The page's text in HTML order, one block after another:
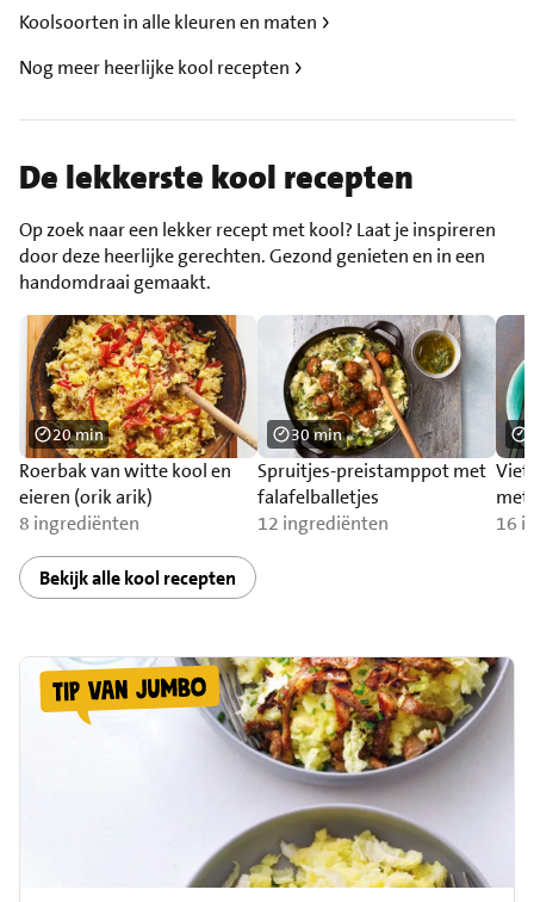
Koolsoorten in alle kleuren en maten
Nog meer heerlijke kool recepten
De lekkerste kool recepten
Op zoek naar een lekker recept met kool? Laat je inspireren
door deze heerlijke gerechten. Gezond genieten en in een
handomdraai gemaakt.
Roerbak van witte kool en
eieren (orik arik)
8 ingrediënten
20 min
Spruitjes-preistamppot met
falafelballetjes
12 ingrediënten
30 min
met
16
Bekijk alle kool recepten